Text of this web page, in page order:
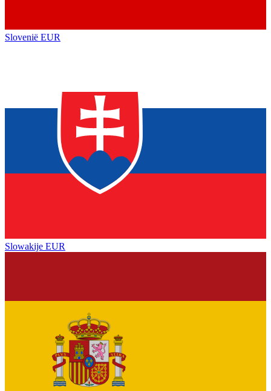
Slovenië EUR
Slowakije EUR